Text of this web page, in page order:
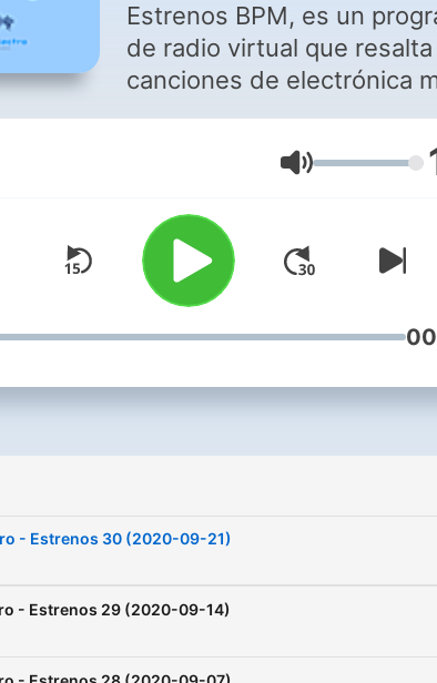
Estrenos BPM, es un
de radio virtual que resalta
canciones de electrónica
recientes. Disfrútalos
en vivo en bpmelectro.com
todos los lunes a las
GMT -5 Bogota Colombia.
Lautstärke
- Estrenos 30 (2020-09-21)
- Estrenos 29 (2020-09-14)